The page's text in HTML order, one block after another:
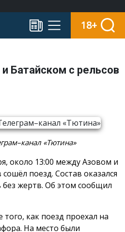
18+
Батайском с рельсов
«Тютина»
около 13:00 между Азовом и
поезд. Состав оказался
жертв. Об этом сообщил
как поезд проехал на
На место были